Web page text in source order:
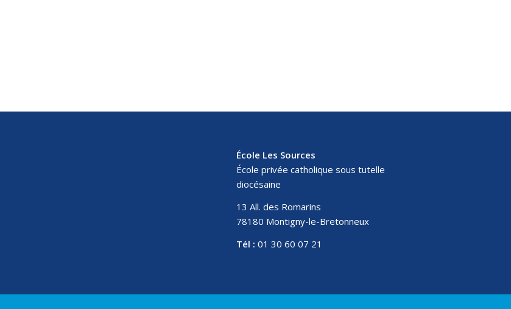
École Les Sources
École privée catholique sous tutelle
diocésaine
13 All. des Romarins
78180 Montigny-le-Bretonneux
Tél : 01 30 60 07 21